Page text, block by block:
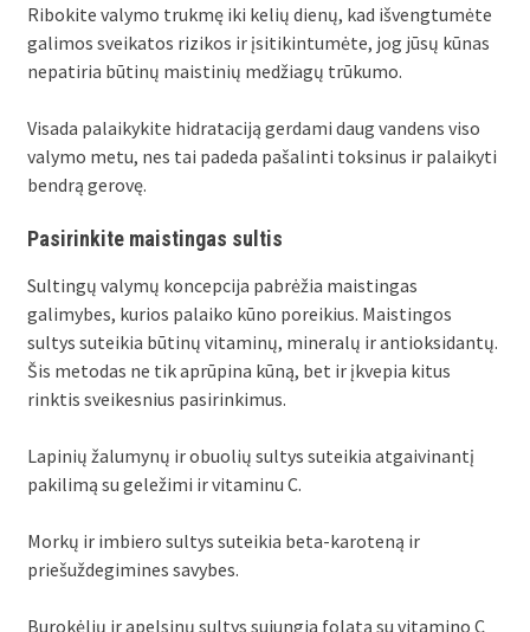
Ribokite valymo trukmę iki kelių dienų, kad išvengtumėte
galimos sveikatos rizikos ir įsitikintumėte, jog jūsų kūnas
nepatiria būtinų maistinių medžiagų trūkumo.
Visada palaikykite hidrataciją gerdami daug vandens viso
valymo metu, nes tai padeda pašalinti toksinus ir palaikyti
bendrą gerovę.
Pasirinkite maistingas sultis
Sultingų valymų koncepcija pabrėžia maistingas
galimybes, kurios palaiko kūno poreikius. Maistingos
sultys suteikia būtinų vitaminų, mineralų ir antioksidantų.
Šis metodas ne tik aprūpina kūną, bet ir įkvepia kitus
rinktis sveikesnius pasirinkimus.
Lapinių žalumynų ir obuolių sultys suteikia atgaivinantį
pakilimą su geležimi ir vitaminu C.
Morkų ir imbiero sultys suteikia beta-karoteną ir
priešuždegimines savybes.
Burokėlių ir apelsinų sultys sujungia folatą su vitamino C